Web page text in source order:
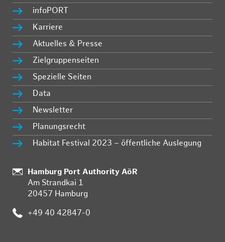
infoPORT
Karriere
Aktuelles & Presse
Zielgruppenseiten
Spezielle Seiten
Data
Newsletter
Planungsrecht
Habitat Festival 2023 – öffentliche Auslegung
Standort:
Hamburg Port Authority AöR
Am Strandkai 1
20457 Hamburg
Telefon:
+49 40 42847-0